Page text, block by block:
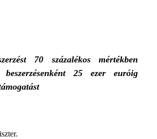
70 százalékos mértékben
beszerzésenként 25 ezer euróig